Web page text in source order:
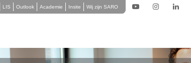
LIS Outlook Academie Insite Wij zijn SARO